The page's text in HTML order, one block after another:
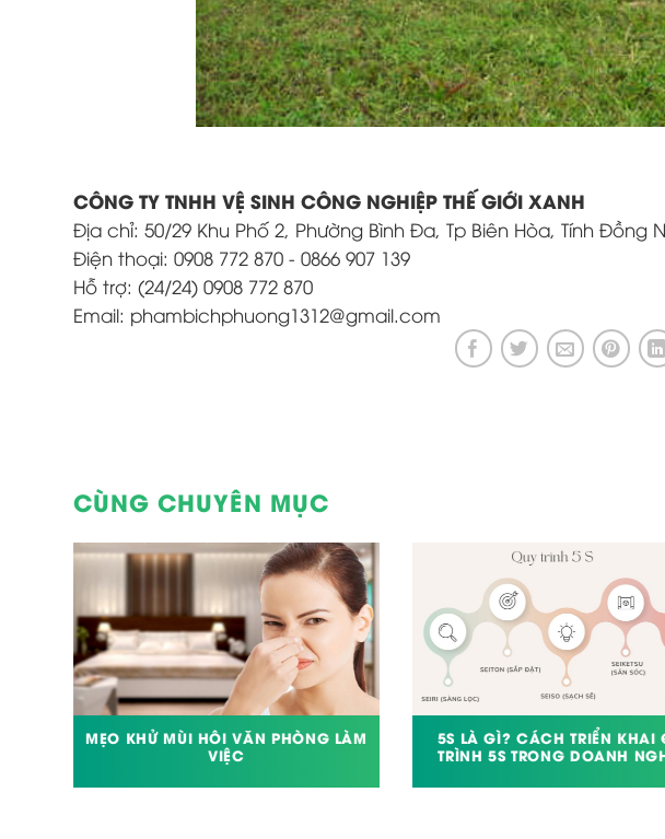
CÔNG TY TNHH VỆ SINH CÔNG NGHIỆP THẾ GIỚI XANH
Địa chỉ: 50/29 Khu Phố 2, Phường Bình Đa, Tp Biên Hòa, Tính Đồng
Điện thoại: 0908 772 870 - 0866 907 139
Hỗ trợ: (24/24) 0908 772 870
Email: phambichphuong1312@gmail.com
CÙNG CHUYÊN MỤC
MẸO KHỬ MÙI HÔI VĂN PHÒNG LÀM
VIỆC
5S LÀ GÌ? CÁCH TRIỂN KHAI
TRÌNH 5S TRONG DOANH